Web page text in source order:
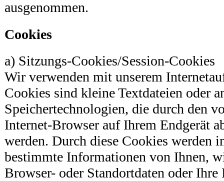
ausgenommen.
Cookies
a) Sitzungs-Cookies/Session-Cookies
Wir verwenden mit unserem
Cookies sind kleine Textdateien oder
Speichertechnologien, die durch den
Internet-Browser auf Ihrem Endgerät
werden. Durch diese Cookies werden
bestimmte Informationen von Ihnen,
Browser- oder Standortdaten oder Ihre